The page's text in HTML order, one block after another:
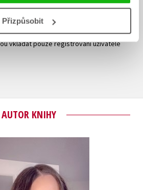
Přizpůsobit
vkládat pouze registrovaní uživatelé
AUTOR KNIHY